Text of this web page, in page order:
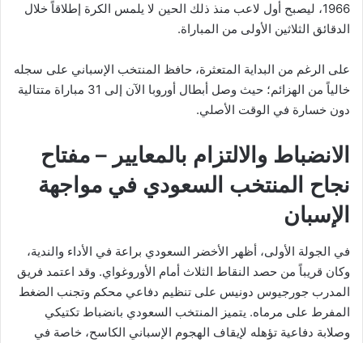
1966، ليصبح أول لاعب منذ ذلك الحين لا يلمس الكرة إطلاقاً خلال
الدقائق الثلاثين الأولى من المباراة.
على الرغم من البداية المتعثرة، حافظ المنتخب الإسباني على سجله
خالياً من الهزائم؛ حيث وصل أبطال أوروبا الآن إلى 31 مباراة متتالية
دون خسارة في الوقت الأصلي.
الانضباط والالتزام بالمعايير – مفتاح
نجاح المنتخب السعودي في مواجهة
الإسبان
في الجولة الأولى، أظهر الأخضر السعودي براعة في الأداء والندية،
وكان قريباً من حصد النقاط الثلاث أمام الأوروغواي. وقد اعتمد فريق
المدرب جورجيوس دونيس على تنظيم دفاعي محكم وتجنب الضغط
المفرط على مرماه. يتميز المنتخب السعودي بانضباط تكتيكي
وصلابة دفاعية تؤهله لإيقاف الهجوم الإسباني الكاسح، خاصة في